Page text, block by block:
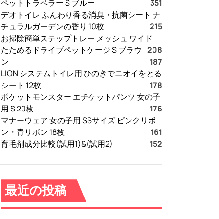
ペットトラベラー S ブルー
351
デオトイレ ふんわり香る消臭・抗菌シート ナ
チュラルガーデンの香り 10枚
215
お掃除簡単ステップトレー メッシュ ワイド
208
たためるドライブペットケージ S ブラウ
ン
187
LION システムトイレ用 ひのきでニオイをとる
シート 12枚
178
ポケットモンスター エチケットパンツ 女の子
用 S 20枚
176
マナーウェア 女の子用 SSサイズ ピンクリボ
ン・青リボン 18枚
161
育毛剤成分比較(試用1)&(試用2)
152
最近の投稿